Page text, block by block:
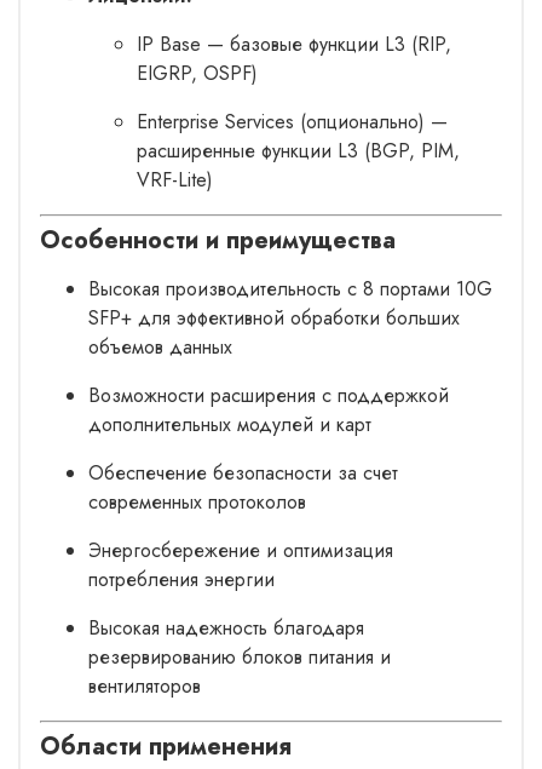
IP Base — базовые функции L3 (RIP,
EIGRP, OSPF)
Enterprise Services (опционально) —
расширенные функции L3 (BGP, PIM,
VRF-Lite)
Особенности и преимущества
Высокая производительность с 8 портами 10G
SFP+ для эффективной обработки больших
объемов данных
Возможности расширения с поддержкой
дополнительных модулей и карт
Обеспечение безопасности за счет
современных протоколов
Энергосбережение и оптимизация
потребления энергии
Высокая надежность благодаря
резервированию блоков питания и
вентиляторов
Области применения